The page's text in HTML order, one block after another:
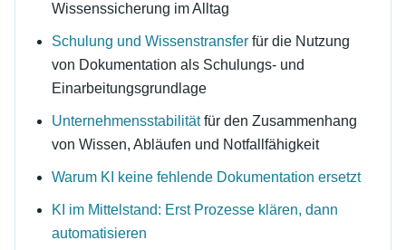
Wissenssicherung im Alltag
Schulung und Wissenstransfer für die Nutzung
von Dokumentation als Schulungs- und
Einarbeitungsgrundlage
Unternehmensstabilitätfür den Zusammenhang
von Wissen, Abläufen und Notfallfähigkeit
Warum KI keine fehlende Dokumentation ersetzt
KI im Mittelstand: Erst Prozesse klären, dann
automatisieren